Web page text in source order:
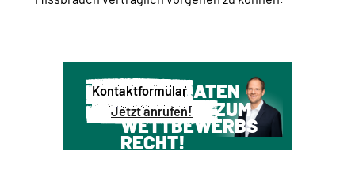
WIR BERATEN
SIE GERNE ZUM
WETTBEWERBS
RECHT!
Kontaktformular
Jetzt anrufen!